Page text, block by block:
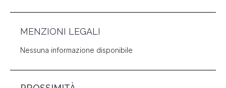
MENZIONI LEGALI
Nessuna informazione disponibile